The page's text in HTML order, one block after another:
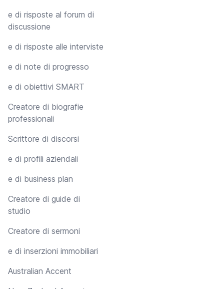
e di risposte al forum di
discussione
e di risposte alle interviste
e di note di progresso
e di obiettivi SMART
Creatore di biografie
professionali
Scrittore di discorsi
e di profili aziendali
e di business plan
Creatore di guide di
studio
Creatore di sermoni
e di inserzioni immobiliari
Australian Accent